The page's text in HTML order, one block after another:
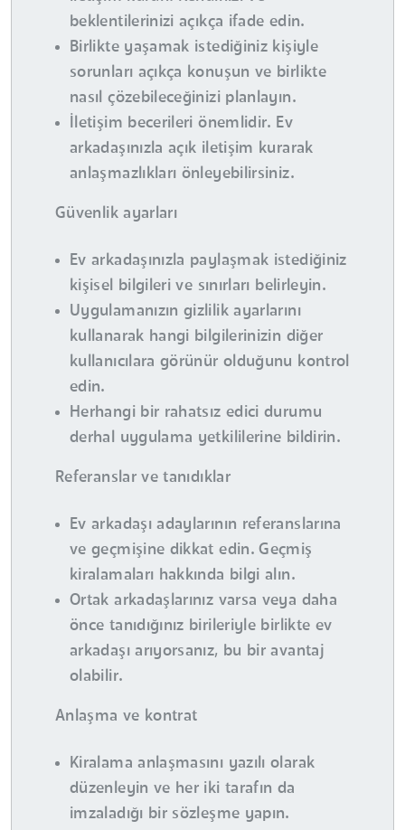
beklentilerinizi açıkça ifade edin.
Birlikte yaşamak istediğiniz kişiyle
sorunları açıkça konuşun ve birlikte
nasıl çözebileceğinizi planlayın.
İletişim becerileri önemlidir. Ev
arkadaşınızla açık iletişim kurarak
anlaşmazlıkları önleyebilirsiniz.
Güvenlik ayarları
Ev arkadaşınızla paylaşmak istediğiniz
kişisel bilgileri ve sınırları belirleyin.
Uygulamanızın gizlilik ayarlarını
kullanarak hangi bilgilerinizin diğer
kullanıcılara görünür olduğunu kontrol
edin.
Herhangi bir rahatsız edici durumu
derhal uygulama yetkililerine bildirin.
Referanslar ve tanıdıklar
Ev arkadaşı adaylarının referanslarına
ve geçmişine dikkat edin. Geçmiş
kiralamaları hakkında bilgi alın.
Ortak arkadaşlarınız varsa veya daha
önce tanıdığınız birileriyle birlikte ev
arkadaşı arıyorsanız, bu bir avantaj
olabilir.
Anlaşma ve kontrat
Kiralama anlaşmasını yazılı olarak
düzenleyin ve her iki tarafın da
imzaladığı bir sözleşme yapın.